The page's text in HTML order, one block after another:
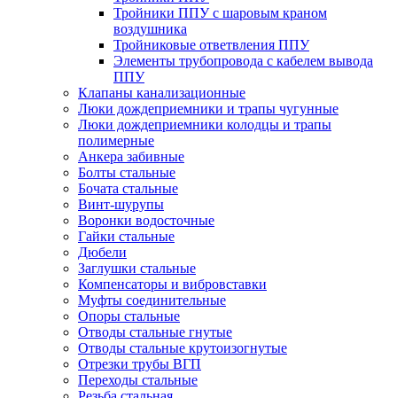
Тройники ППУ с шаровым краном
воздушника
Тройниковые ответвления ППУ
Элементы трубопровода с кабелем вывода
ППУ
Клапаны канализационные
Люки дождеприемники и трапы чугунные
Люки дождеприемники колодцы и трапы
полимерные
Анкера забивные
Болты стальные
Бочата стальные
Винт-шурупы
Воронки водосточные
Гайки стальные
Дюбели
Заглушки стальные
Компенсаторы и вибровставки
Муфты соединительные
Опоры стальные
Отводы стальные гнутые
Отводы стальные крутоизогнутые
Отрезки трубы ВГП
Переходы стальные